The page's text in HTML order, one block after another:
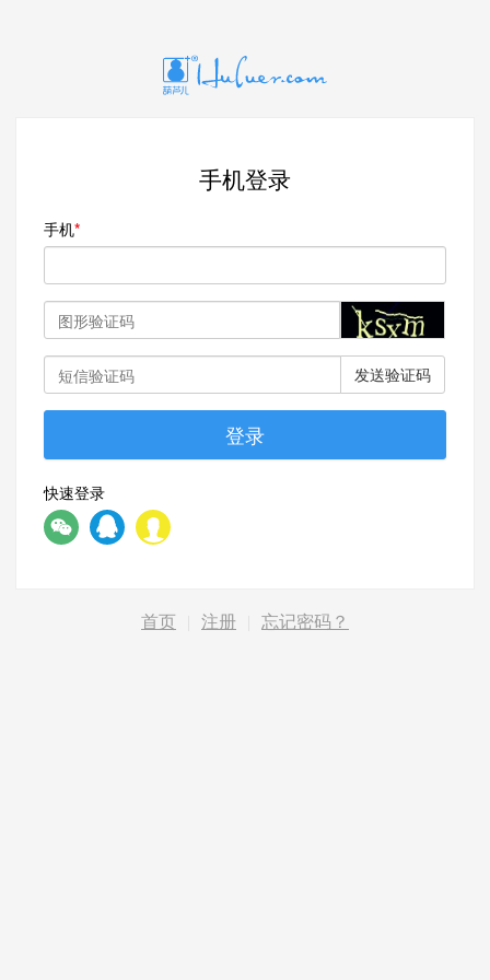
手机登录
手机
发送验证码
登录
快速登录
首页 注册 忘记密码？